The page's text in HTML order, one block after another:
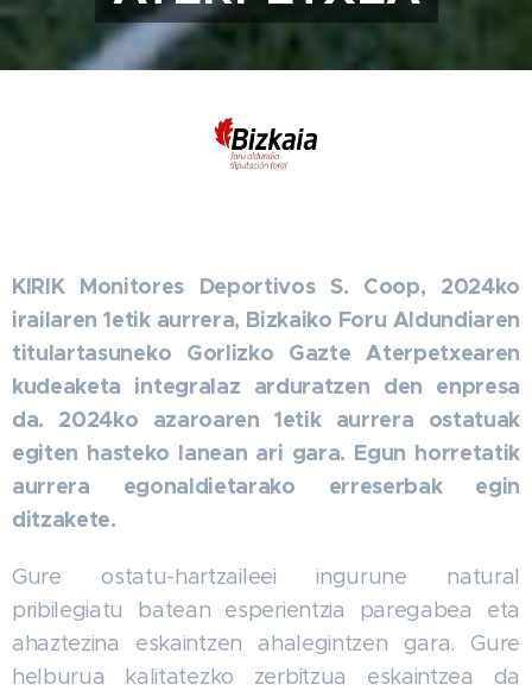
KIRIK Monitores Deportivos S. Coop, 2024ko
irailaren 1etik aurrera, Bizkaiko Foru Aldundiaren
titulartasuneko Gorlizko Gazte Aterpetxearen
kudeaketa integralaz arduratzen den enpresa
da. 2024ko azaroaren 1etik aurrera ostatuak
egiten hasteko lanean ari gara. Egun horretatik
aurrera egonaldietarako erreserbak egin
ditzakete.
Gure ostatu-hartzaileei ingurune natural
pribilegiatu batean esperientzia paregabea eta
ahaztezina eskaintzen ahalegintzen gara. Gure
helburua kalitatezko zerbitzua eskaintzea da